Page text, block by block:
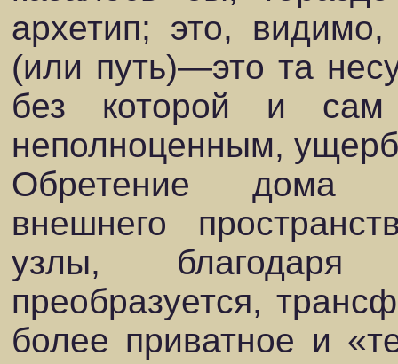
архетип; это,
(или путь)—это та
без которой и сам
неполноценным,
Обретение дома
внешнего
узлы, благодаря
преобразуется,
более приватное и